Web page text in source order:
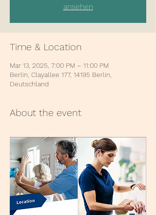
ansehen
Time & Location
Mar 13, 2025, 7:00 PM – 11:00 PM
Berlin, Clayallee 177, 14195 Berlin,
Deutschland
About the event